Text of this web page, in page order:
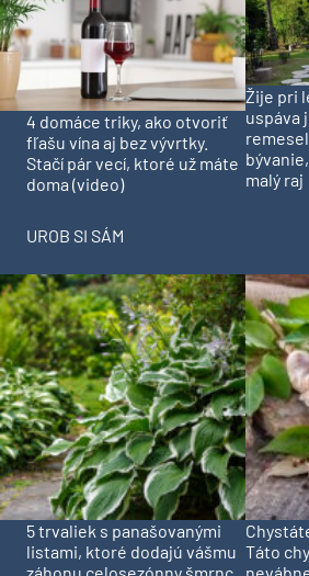
4 domáce triky, ako otvoriť
fľašu vína aj bez vývrtky.
Stačí pár vecí, ktoré už máte
doma (video)
Žije pri
uspáva
malý raj
UROB SI SÁM
5 trvaliek s panašovanými
listami, ktoré dodajú vášmu Táto